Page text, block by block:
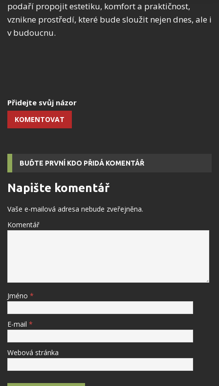
podaří propojit estetiku, komfort a praktičnost,
vznikne prostředí, které bude sloužit nejen dnes, ale i
v budoucnu.
Přidejte svůj názor
KOMENTOVAT
BUĎTE PRVNÍ KDO PŘIDÁ KOMENTÁŘ
Napište komentář
Vaše e-mailová adresa nebude zveřejněna.
Komentář
Jméno *
E-mail *
Webová stránka